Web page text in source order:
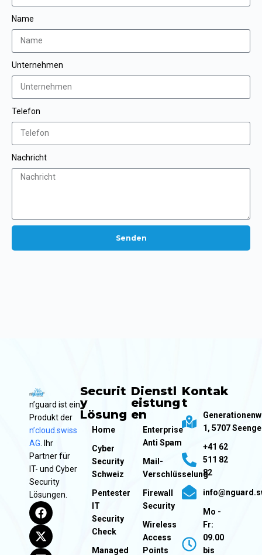
Name
Unternehmen
Telefon
Nachricht
Senden
n’guard ist ein
Produkt der
n’cloud.swiss
AG . Ihr
Partner für
IT- und Cyber
Security
Lösungen.
Securit
y
Lösung
Home
Cyber
Security
Schweiz
Pentester
IT
Security
Check
Managed
Dienstl
eistung
en
Enterprise
Anti Spam
Mail-
Verschlüsselung
Firewall
Security
Wireless
Access
Points
Kontak
t
1, 5707
+41 62
511 82
82
Mo -
Fr:
09.00
bis